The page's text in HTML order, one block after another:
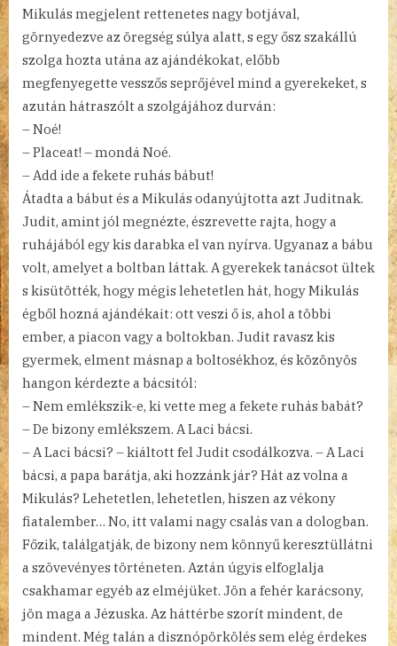
Mikulás megjelent rettenetes nagy botjával,
görnyedezve az öregség súlya alatt, s egy ősz szakállú
szolga hozta utána az ajándékokat, előbb
megfenyegette vesszős seprőjével mind a gyerekeket, s
azután hátraszólt a szolgájához durván:
– Noé!
– Placeat! – mondá Noé.
– Add ide a fekete ruhás bábut!
Átadta a bábut és a Mikulás odanyújtotta azt Juditnak.
Judit, amint jól megnézte, észrevette rajta, hogy a
ruhájából egy kis darabka el van nyírva. Ugyanaz a bábu
volt, amelyet a boltban láttak. A gyerekek tanácsot ültek
s kisütötték, hogy mégis lehetetlen hát, hogy Mikulás
égből hozná ajándékait: ott veszi ő is, ahol a többi
ember, a piacon vagy a boltokban. Judit ravasz kis
gyermek, elment másnap a boltosékhoz, és közönyös
hangon kérdezte a bácsitól:
– Nem emlékszik-e, ki vette meg a fekete ruhás babát?
– De bizony emlékszem. A Laci bácsi.
– A Laci bácsi? – kiáltott fel Judit csodálkozva. – A Laci
bácsi, a papa barátja, aki hozzánk jár? Hát az volna a
Mikulás? Lehetetlen, lehetetlen, hiszen az vékony
fiatalember… No, itt valami nagy csalás van a dologban.
Főzik, találgatják, de bizony nem könnyű keresztüllátni
a szövevényes történeten. Aztán úgyis elfoglalja
csakhamar egyéb az elméjüket. Jön a fehér karácsony,
jön maga a Jézuska. Az háttérbe szorít mindent, de
mindent. Még talán a disznópörkölés sem elég érdekes